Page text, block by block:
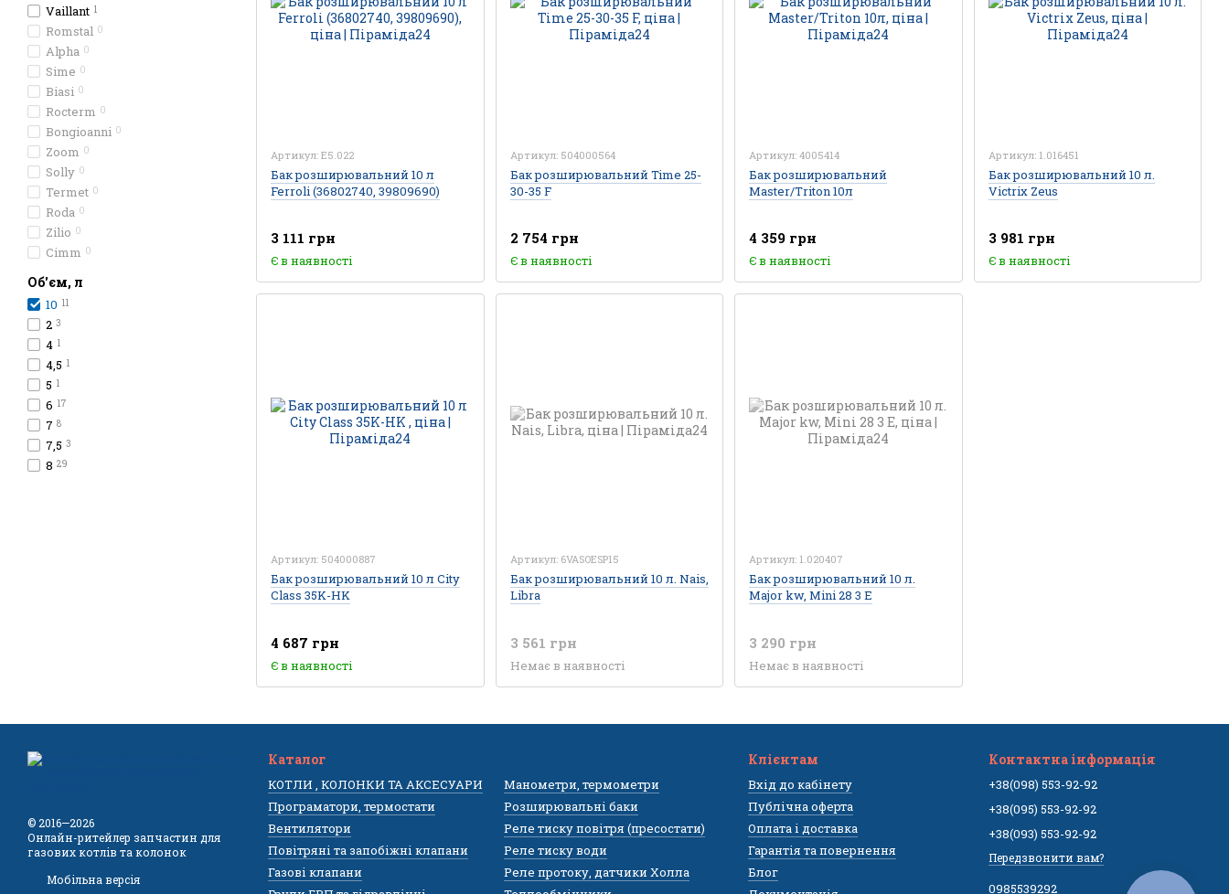
Артикул: E5.022
Бак розширювальний 10 л
Ferroli (36802740, 39809690)
3 111 грн
Є в наявності
Артикул: 504000564
Бак розширювальний Time 25-
30-35 F
2 754 грн
Є в наявності
Артикул: 4005414
Бак розширювальний
Мaster/Triton 10л
4 359 грн
Є в наявності
Артикул: 1.016451
Бак розширювальний 10 л.
Victrix Zeus
3 981 грн
Є в наявності
Артикул: 504000887
Бак розширювальний 10 л City
Class 35K-HK
4 687 грн
Є в наявності
Артикул: 6VASOESP15
Бак розширювальний 10 л. Nais,
Libra
3 561 грн
Немає в наявності
Артикул: 1.020407
Бак розширювальний 10 л.
Major kw, Mini 28 3 Е
3 290 грн
Немає в наявності
Vaillant 1
Romstal 0
Alpha 0
Sime 0
Biasi 0
Rocterm 0
Bongioanni 0
Zoom 0
Solly 0
Termet 0
Roda 0
Zilio 0
Cimm 0
Об'єм, л
10 11
2 3
4 1
4,5 1
5 1
6 17
7 8
7,5 3
8 29
© 2016—2026
Онлайн-ритейлер запчастин для
газових котлів та колонок
Мобільна версія
Каталог
КОТЛИ , КОЛОНКИ ТА АКСЕСУАРИ
Програматори, термостати
Вентилятори
Повітряні та запобіжні клапани
Газові клапани
Манометри, термометри
Розширювальні баки
Реле тиску повітря (пресостати)
Реле тиску води
Реле протоку, датчики Холла
Клієнтам
Вхід до кабінету
Публічна оферта
Оплата і доставка
Гарантія та повернення
Блог
Контактна інформація
+38(098) 553-92-92
+38(095) 553-92-92
+38(093) 553-92-92
Передзвонити вам?
0985539292